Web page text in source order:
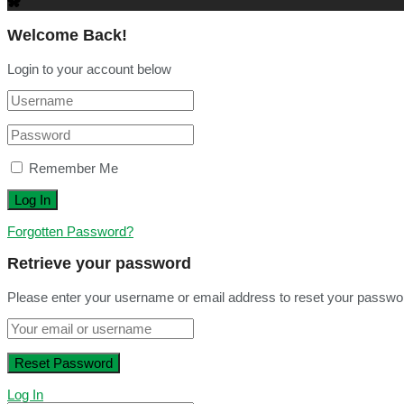
Welcome Back!
Login to your account below
Remember Me
Forgotten Password?
Retrieve your password
Please enter your username or email address to reset your
Log In